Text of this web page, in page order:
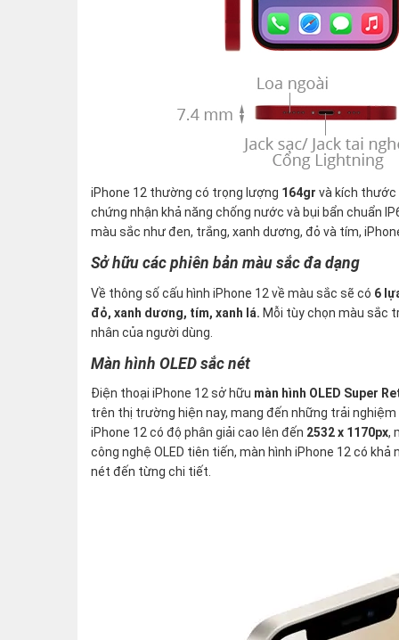
iPhone 12 thường có trọng lượng 164gr và kích thước
chứng nhận khả năng chống nước và bụi bẩn chuẩn
màu sắc như đen, trắng, xanh dương, đỏ và tím,
Sở hữu các phiên bản màu sắc đa dạng
Về thông số cấu hình iPhone 12 về màu sắc sẽ có 6
đỏ, xanh dương, tím, xanh lá. Mỗi tùy chọn màu sắc
nhân của người dùng.
Màn hình OLED sắc nét
Điện thoại iPhone 12 sở hữu màn hình OLED Super
trên thị trường hiện nay, mang đến những trải
iPhone 12 có độ phân giải cao lên đến 2532 x 1170px,
công nghệ OLED tiên tiến, màn hình iPhone 12 có
nét đến từng chi tiết.